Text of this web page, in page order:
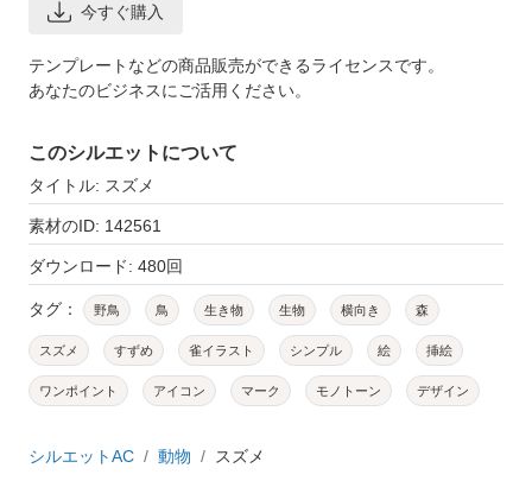
今すぐ購入
テンプレートなどの商品販売ができるライセンスです。
あなたのビジネスにご活用ください。
このシルエットについて
タイトル: スズメ
素材のID: 142561
ダウンロード: 480回
タグ： 野鳥 鳥 生き物 生物 横向き 森
スズメ すずめ 雀イラスト シンプル 絵 挿絵
ワンポイント アイコン マーク モノトーン デザイン
シルエットAC 動物 スズメ